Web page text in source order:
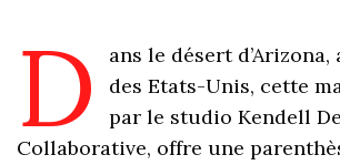
D
ans le désert
des Etats-Unis, cette
par le studio Kendell
Collaborative, offre une